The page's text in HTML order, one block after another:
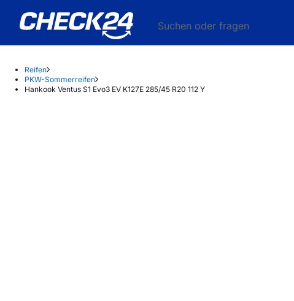
Suchen oder fragen
Reifen
PKW-Sommerreifen
Hankook Ventus S1 Evo3 EV K127E 285/45 R20 112 Y